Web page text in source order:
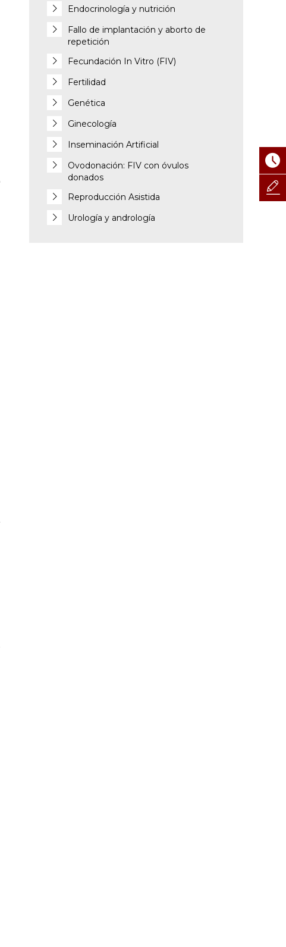
Endocrinología y nutrición
Fallo de implantación y aborto de
repetición
Fecundación In Vitro (FIV)
Fertilidad
Genética
Ginecología
Inseminación Artificial
Ovodonación: FIV con óvulos
donados
Reproducción Asistida
Urología y andrología